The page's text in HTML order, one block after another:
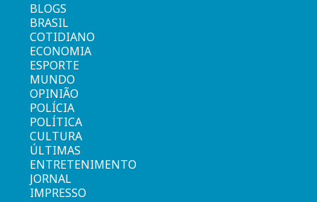
BLOGS
BRASIL
COTIDIANO
ECONOMIA
ESPORTE
MUNDO
OPINIÃO
POLÍCIA
POLÍTICA
CULTURA
ÚLTIMAS
ENTRETENIMENTO
JORNAL
IMPRESSO